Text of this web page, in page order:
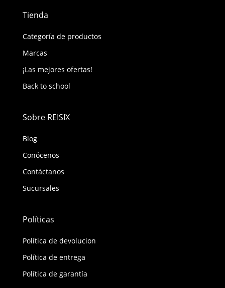
Tienda
Categoría de productos
Marcas
¡Las mejores ofertas!
Back to school
Sobre REISIX
Blog
Conócenos
Contáctanos
Sucursales
Políticas
Política de devolucion
Política de entrega
Política de garantía